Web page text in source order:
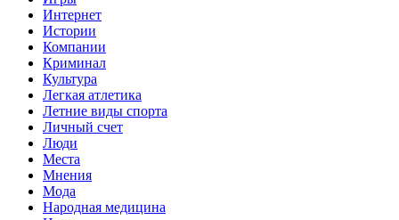
Интернет
Истории
Компании
Криминал
Культура
Легкая атлетика
Летние виды спорта
Личный счет
Люди
Места
Мнения
Мода
Народная медицина